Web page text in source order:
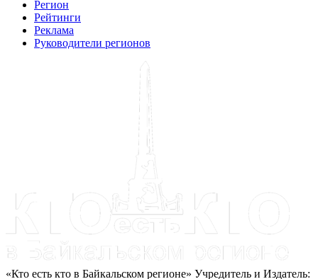
Регион
Рейтинги
Реклама
Руководители регионов
«Кто есть кто в Байкальском регионе» Учредитель и Издатель: